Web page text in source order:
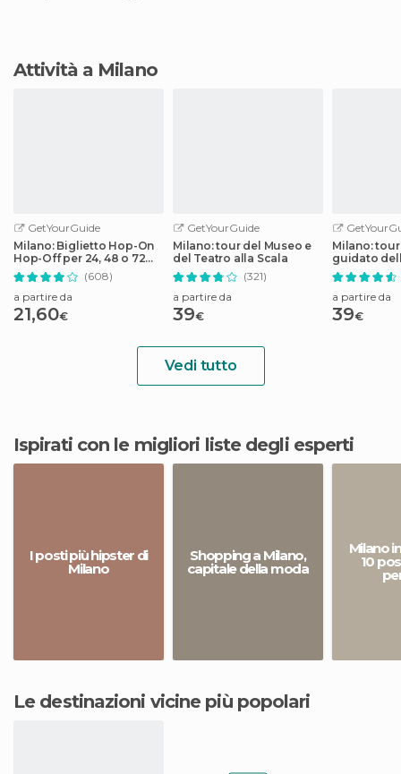
Attività a Milano
GetYourGuide
Milano: Biglietto Hop-On
Hop-Off per 24, 48 o 72
ore
(608)
a partire da
21,60€
GetYourGuide
Milano: tour del Museo e
del Teatro alla Scala
(321)
a partire da
39€
Milano:
guidato
delle
della città
a partire da
39€
Vedi tutto
Ispirati con le migliori liste degli esperti
I posti più hipster di
Milano
Shopping a Milano,
capitale della moda
Milano
10
Le destinazioni vicine più popolari